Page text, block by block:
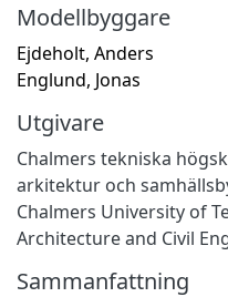
Modellbyggare
Ejdeholt, Anders
Englund, Jonas
Utgivare
Chalmers tekniska
arkitektur och
Chalmers University of
Architecture and Civil
Sammanfattning